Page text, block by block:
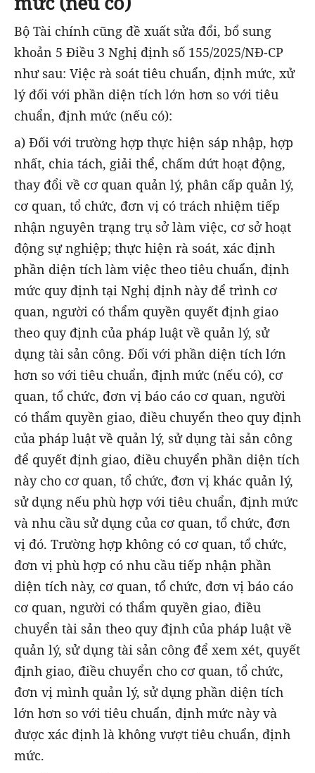
Bộ Tài chính cũng đề xuất sửa đổi, bổ sung
khoản 5 Điều 3 Nghị định số 155/2025/NĐ-CP
như sau: Việc rà soát tiêu chuẩn, định mức, xử
lý đối với phần diện tích lớn hơn so với tiêu
chuẩn, định mức (nếu có):
a) Đối với trường hợp thực hiện sáp nhập, hợp
nhất, chia tách, giải thể, chấm dứt hoạt động,
thay đổi về cơ quan quản lý, phân cấp quản lý,
cơ quan, tổ chức, đơn vị có trách nhiệm tiếp
nhận nguyên trạng trụ sở làm việc, cơ sở hoạt
động sự nghiệp; thực hiện rà soát, xác định
phần diện tích làm việc theo tiêu chuẩn, định
mức quy định tại Nghị định này để trình cơ
quan, người có thẩm quyền quyết định giao
theo quy định của pháp luật về quản lý, sử
dụng tài sản công. Đối với phần diện tích lớn
hơn so với tiêu chuẩn, định mức (nếu có), cơ
quan, tổ chức, đơn vị báo cáo cơ quan, người
có thẩm quyền giao, điều chuyển theo quy định
của pháp luật về quản lý, sử dụng tài sản công
để quyết định giao, điều chuyển phần diện tích
này cho cơ quan, tổ chức, đơn vị khác quản lý,
sử dụng nếu phù hợp với tiêu chuẩn, định mức
và nhu cầu sử dụng của cơ quan, tổ chức, đơn
vị đó. Trường hợp không có cơ quan, tổ chức,
đơn vị phù hợp có nhu cầu tiếp nhận phần
diện tích này, cơ quan, tổ chức, đơn vị báo cáo
cơ quan, người có thẩm quyền giao, điều
chuyển tài sản theo quy định của pháp luật về
quản lý, sử dụng tài sản công để xem xét, quyết
định giao, điều chuyển cho cơ quan, tổ chức,
đơn vị mình quản lý, sử dụng phần diện tích
lớn hơn so với tiêu chuẩn, định mức này và
được xác định là không vượt tiêu chuẩn, định
mức.